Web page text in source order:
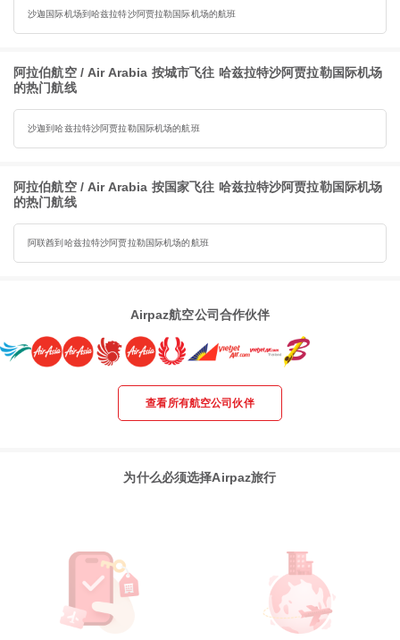
沙迦国际机场到哈兹拉特沙阿贾拉勒国际机场的航班
阿拉伯航空 / Air Arabia 按城市飞往 哈兹拉特沙阿贾拉勒国际机场
的热门航线
沙迦到哈兹拉特沙阿贾拉勒国际机场的航班
阿拉伯航空 / Air Arabia 按国家飞往 哈兹拉特沙阿贾拉勒国际机场
的热门航线
阿联酋到哈兹拉特沙阿贾拉勒国际机场的航班
Airpaz航空公司合作伙伴
查看所有航空公司伙伴
为什么必须选择Airpaz旅行